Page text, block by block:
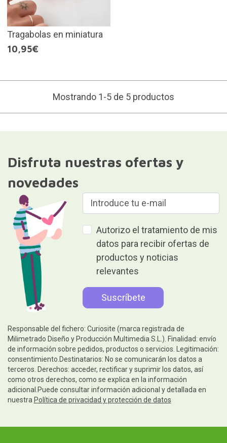
Tragabolas en miniatura
10,95€
Mostrando 1-5 de 5 productos
Disfruta nuestras ofertas y
novedades
Autorizo el tratamiento de mis
datos para recibir ofertas de
productos y noticias
relevantes
Responsable del fichero: Curiosite (marca registrada de
Milimetrado Diseño y Producción Multimedia S.L.). Finalidad: envío
de información sobre pedidos, productos o servicios. Legitimación:
consentimiento.Destinatarios: No se comunicarán los datos a
terceros. Derechos: acceder, rectificar y suprimir los datos, así
como otros derechos, como se explica en la información
adicional.Puede consultar información adicional y detallada en
nuestra Política de privacidad y protección de datos